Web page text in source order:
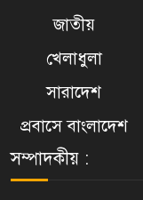
জাতীয়
খেলাধুলা
সারাদেশ
প্রবাসে বাংলাদেশ
সম্পাদকীয় :